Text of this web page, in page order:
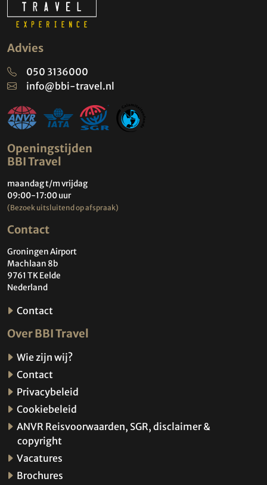
Advies
050 3136000
info@bbi-travel.nl
Openingstijden
BBI Travel
maandag t/m vrijdag
09:00-17:00 uur
(Bezoek uitsluitend op afspraak)
Contact
Groningen Airport
Machlaan 8b
9761 TK Eelde
Nederland
Contact
Over BBI Travel
Wie zijn wij?
Contact
Privacybeleid
Cookiebeleid
ANVR Reisvoorwaarden, SGR, disclaimer &
copyright
Vacatures
Brochures